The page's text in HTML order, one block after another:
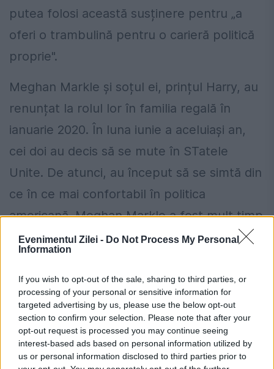
Evenimentul Zilei - Do Not Process My Personal
Information
If you wish to opt-out of the sale, sharing to third parties, or
processing of your personal or sensitive information for
targeted advertising by us, please use the below opt-out
section to confirm your selection. Please note that after your
opt-out request is processed you may continue seeing
interest-based ads based on personal information utilized by
us or personal information disclosed to third parties prior to
putea folosi această susținere pentru „a
oferi o trambulină pentru o carieră politică
proprie".
Meghan Markle și soțul ei, prințul Harry, au
renunțat la rolul lor în familia regală în
ianuarie 2020. În luna iunie a aceluiași an,
cei doi au decis să se mute în STatele
Unite. De atunci, au început să se simtă din
ce în ce mai confortabil în politica
americană. Meghan Markle a fost mult timp
sinceră cu privire la cauzele care sprijină
pe americani să meargă la vot și să
respingă dezinformarea.
Pentrucursa electorală din 2024, cei doi s-
au alăturat deja unei campanii de avertizare